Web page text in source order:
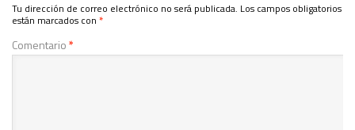
Tu dirección de correo electrónico no será publicada. Los campos obligatorios
están marcados con *
Comentario*